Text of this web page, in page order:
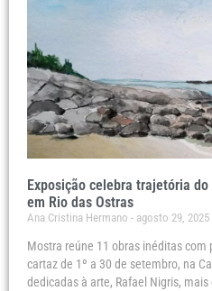
Exposição celebra trajetória
em Rio das Ostras
Ana Cristina Hermano agosto 29, 2025
Mostra reúne 11 obras inéditas com
cartaz de 1º a 30 de setembro, na
dedicadas à arte, Rafael Nigris,